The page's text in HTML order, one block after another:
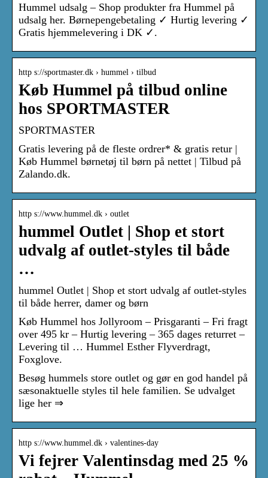
Hummel udsalg – Shop produkter fra Hummel på
udsalg her. Børnepengebetaling ✓ Hurtig levering ✓
Gratis hjemmelevering i DK ✓.
http s://sportmaster.dk › hummel › tilbud
Køb Hummel på tilbud online
hos SPORTMASTER
SPORTMASTER
Gratis levering på de fleste ordrer* & gratis retur |
Køb Hummel børnetøj til børn på nettet | Tilbud på
Zalando.dk.
http s://www.hummel.dk › outlet
hummel Outlet | Shop et stort
udvalg af outlet-styles til både
…
hummel Outlet | Shop et stort udvalg af outlet-styles
til både herrer, damer og børn
Køb Hummel hos Jollyroom – Prisgaranti – Fri fragt
over 495 kr – Hurtig levering – 365 dages returret –
Levering til … Hummel Esther Flyverdragt,
Foxglove.
Besøg hummels store outlet og gør en god handel på
sæsonaktuelle styles til hele familien. Se udvalget
lige her ⇒
http s://www.hummel.dk › valentines-day
Vi fejrer Valentinsdag med 25 %